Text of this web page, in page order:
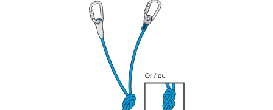
formation et un entraînement spécifique. Validez
avec un professionnel votre capacité à refaire
la manipulation, seul, en toute sécurité, avant
de la reproduire en autonomie.
Nous donnons des exemples de techniques
liées à votre activité. Il peut en exister d’autres
que nous ne décrivons pas ici.